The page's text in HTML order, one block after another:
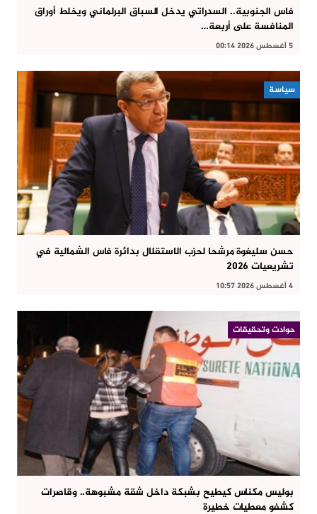
فاس الجنوبية.. السدراتي يدخل السباق البرلماني ويخلط أوراق
المنافسة على أربعة…
5 أغسطس 2026 00:14
سياسة
حسن سليغوة مرشحا لحزب الاستقلال بدائرة فاس الشمالية في
تشريعيات 2026
4 أغسطس 2026 10:57
حوادت وتحقيقات
بوليس مكناس كيطيح بشبكة داخل شقة مشبوهة.. وقاصرات
كشفو معطيات خطيرة